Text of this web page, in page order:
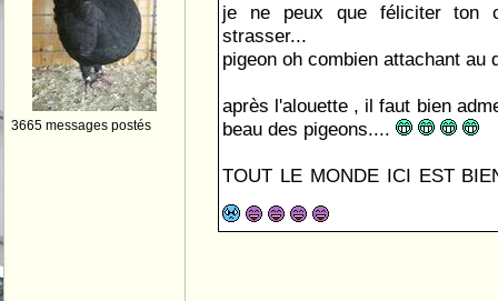
3665 messages postés
je ne peux que féliciter ton
strasser...
pigeon oh combien attachant au
après l'alouette , il faut bien
beau des pigeons....
TOUT LE MONDE ICI EST